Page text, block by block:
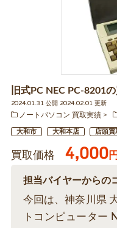
旧式PC NEC PC-8201
2024.01.31 公開 2024.02.01 更新
ノートパソコン 買取実績
大和市 大和本店 店頭買
買取価格 4,000円
担当バイヤーからの
今回は、神奈川県
トコンピューター